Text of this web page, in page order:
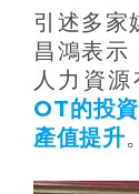
引述多家
昌鴻表示
人力資
OT的投
產值提升。